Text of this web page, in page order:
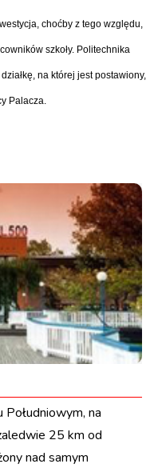
choćby z tego względu,
szkoły. Politechnika
na której jest postawiony,
Palacza.
na
25 km od
nad samym